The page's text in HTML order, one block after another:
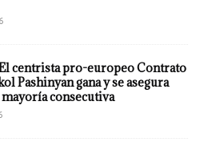
centrista pro-europeo Contrato
Pashinyan gana y se asegura
consecutiva